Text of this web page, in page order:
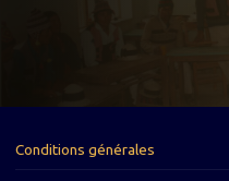
Conditions générales